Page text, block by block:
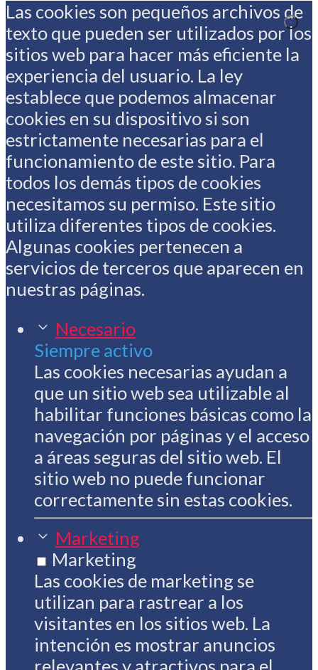
Las cookies son pequeños archivos de
texto que pueden ser utilizados por los
sitios web para hacer más eficiente la
experiencia del usuario. La ley
establece que podemos almacenar
cookies en su dispositivo si son
estrictamente necesarias para el
funcionamiento de este sitio. Para
todos los demás tipos de cookies
necesitamos su permiso. Este sitio
utiliza diferentes tipos de cookies.
Algunas cookies pertenecen a
servicios de terceros que aparecen en
nuestras páginas.
Necesario
Siempre activo
Las cookies necesarias ayudan a
que un sitio web sea utilizable al
habilitar funciones básicas como la
navegación por páginas y el acceso
a áreas seguras del sitio web. El
sitio web no puede funcionar
correctamente sin estas cookies.
Marketing
Marketing
Las cookies de marketing se
utilizan para rastrear a los
visitantes en los sitios web. La
intención es mostrar anuncios